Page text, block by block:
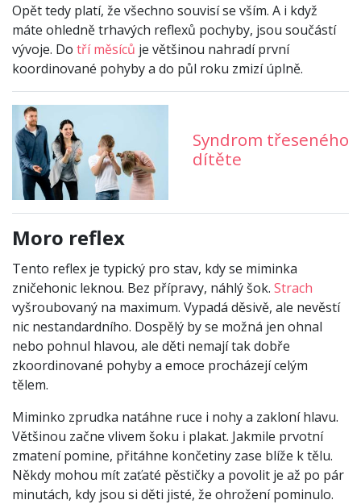
Opět tedy platí, že všechno souvisí se vším. A i když
máte ohledně trhavých reflexů pochyby, jsou součástí
vývoje. Do tří měsíců je většinou nahradí první
koordinované pohyby a do půl roku zmizí úplně.
Syndrom třeseného
dítěte
Moro reflex
Tento reflex je typický pro stav, kdy se miminka
zničehonic leknou. Bez přípravy, náhlý šok. Strach
vyšroubovaný na maximum. Vypadá děsivě, ale nevěstí
nic nestandardního. Dospělý by se možná jen ohnal
nebo pohnul hlavou, ale děti nemají tak dobře
zkoordinované pohyby a emoce procházejí celým
tělem.
Miminko zprudka natáhne ruce i nohy a zakloní hlavu.
Většinou začne vlivem šoku i plakat. Jakmile prvotní
zmatení pomine, přitáhne končetiny zase blíže k tělu.
Někdy mohou mít zaťaté pěstičky a povolit je až po pár
minutách, kdy jsou si děti jisté, že ohrožení pominulo.